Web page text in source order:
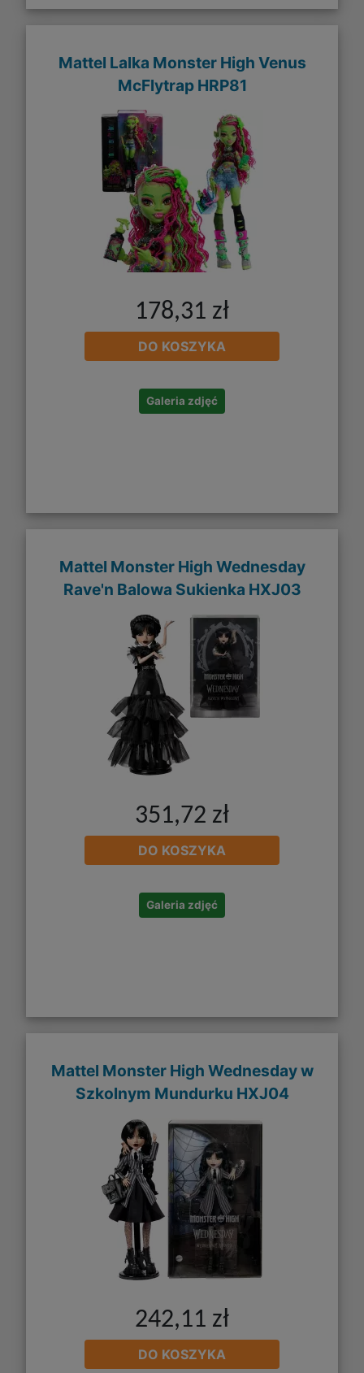
Mattel Lalka Monster High Venus
McFlytrap HRP81
178,31 zł
DO KOSZYKA
Galeria zdjęć
Mattel Monster High Wednesday
Rave'n Balowa Sukienka HXJ03
351,72 zł
DO KOSZYKA
Galeria zdjęć
Mattel Monster High Wednesday w
Szkolnym Mundurku HXJ04
242,11 zł
DO KOSZYKA